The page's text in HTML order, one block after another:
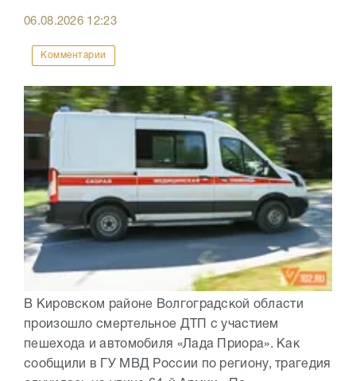
06.08.2026 12:23
Комментарии
В Кировском районе Волгоградской области
произошло смертельное ДТП с участием
пешехода и автомобиля «Лада Приора». Как
сообщили в ГУ МВД России по региону, трагедия